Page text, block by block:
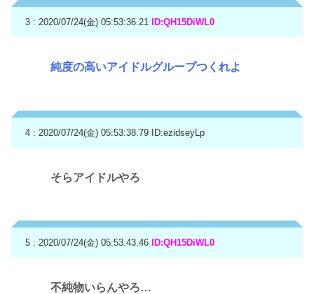
3 : 2020/07/24(金) 05:53:36.21 ID:QH15DiWL0
純度の高いアイドルグループつくれよ
4 : 2020/07/24(金) 05:53:38.79 ID:ezidseyLp
そらアイドルやろ
5 : 2020/07/24(金) 05:53:43.46 ID:QH15DiWL0
不純物いらんやろ…